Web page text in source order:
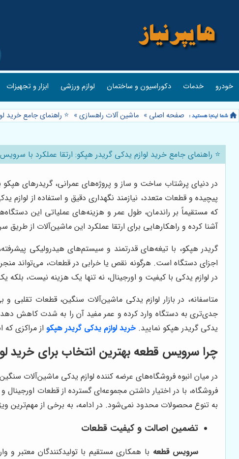
خودرو خدمات دکوراسیون و ساختمان لوازم ورزشی ابزار و تجهیزات
صفحه اصلی » ماشین آلات راهسازی» ⭐️ راهنمای جامع خرید
⭐️ راهنمای جامع خرید لوازم یدکی گریدر هپکو: ارتقا عملکرد با
در دنیای پرشتاب ساخت و ساز و پروژه‌های عمرانی، گریدرهای هپکو
پیچیده و قطعات متعدد، نیازمند نگهداری دقیق و استفاده از
که مستقیماً بر راندمان، طول عمر و هزینه‌های عملیاتی این
آشنا کرده و راهکارهایی برای ارتقا عملکرد این ماشین‌آلات از
گریدر هپکو، با تیغه‌های قدرتمند و سیستم‌های هیدرولیکی
اجزای دستگاه است. هرگونه نقص یا خرابی در قطعات، می‌تواند
در لوازم یدکی با کیفیت و اورجینال، نه تنها یک هزینه نیست،
متاسفانه، در بازار لوازم یدکی ماشین‌آلات سنگین، قطعات
جدی‌تری به دستگاه وارد کرده و عمر مفید آن را به شدت کاهش
یدکی گریدر هپکو نمایید. خرید لوازم یدکی گریدر هپکواز مراکزی
چرا سرویس قطعه بهترین انتخاب برای خرید
در میان انبوه فروشگاه‌های عرضه کننده لوازم یدکی ماشین‌آلات
فروشگاه، با در اختیار داشتن مجموعه‌ای گسترده از قطعات
به تنوع محصولات محدود نمی‌شود. در ادامه، به برخی از مهم‌ترین
تضمین اصالت و کیفیت قطعات
سرویس قطعه با همکاری مستقیم با تولیدکنندگان معتبر